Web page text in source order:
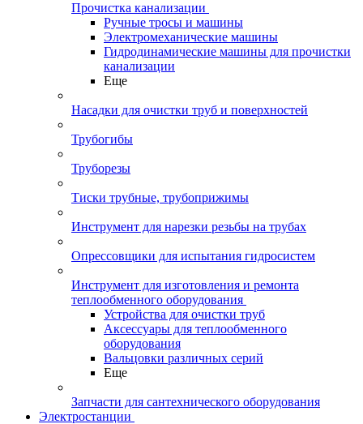
Прочистка канализации
Ручные тросы и машины
Электромеханические машины
Гидродинамические машины для прочистки
канализации
Еще
Насадки для очистки труб и поверхностей
Трубогибы
Труборезы
Тиски трубные, трубоприжимы
Инструмент для нарезки резьбы на трубах
Опрессовщики для испытания гидросистем
Инструмент для изготовления и ремонта
теплообменного оборудования
Устройства для очистки труб
Аксессуары для теплообменного
оборудования
Вальцовки различных серий
Еще
Запчасти для сантехнического оборудования
Электростанции